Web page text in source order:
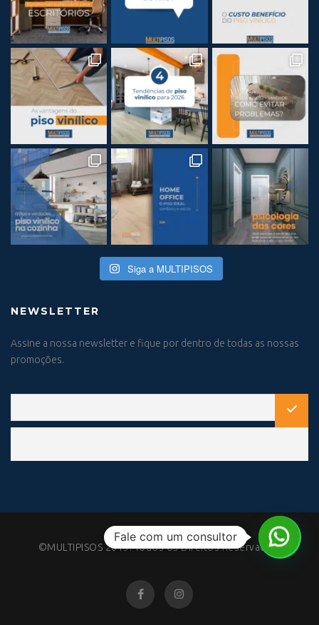
Siga a MULTIPISOS
NEWSLETTER
Assine a nossa newsletter e fique por dentro de todas as nossas
promoções.
©MULTIPISOS 2019. Todos os Direitos Reservados.
Fale com um consultor